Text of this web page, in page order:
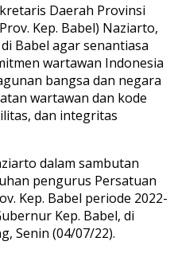
Daerah Provinsi
Kep. Babel) Naziarto,
Babel agar senantiasa
wartawan Indonesia
bangsa dan negara
wartawan dan kode
dan integritas
dalam sambutan
pengurus Persatuan
Kep. Babel periode 2022-
Kep. Babel, di
Senin (04/07/22).